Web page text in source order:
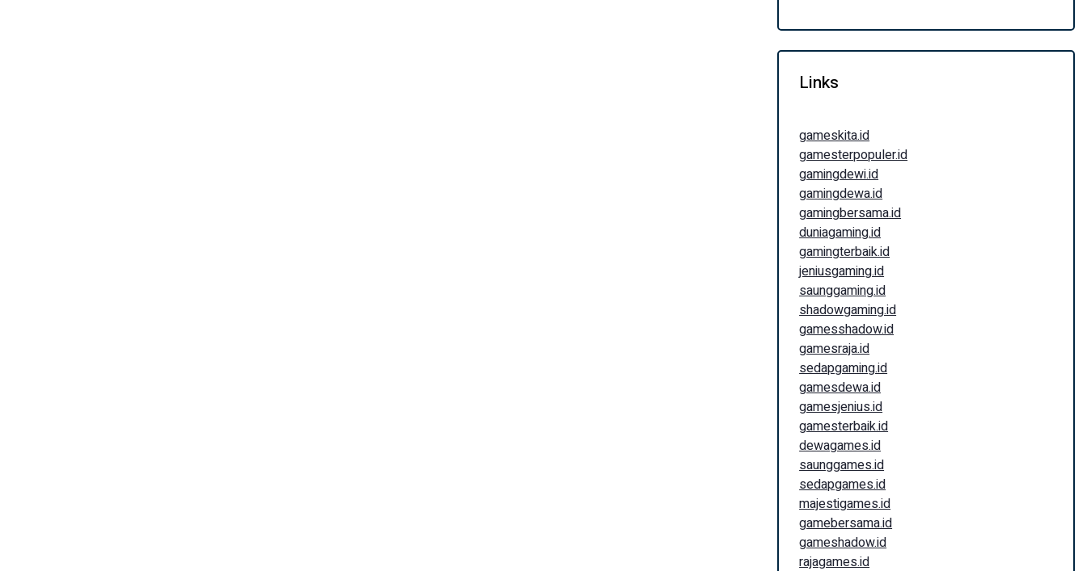
Links
gameskita.id
gamesterpopuler.id
gamingdewi.id
gamingdewa.id
gamingbersama.id
duniagaming.id
gamingterbaik.id
jeniusgaming.id
saunggaming.id
shadowgaming.id
gamesshadow.id
gamesraja.id
sedapgaming.id
gamesdewa.id
gamesjenius.id
gamesterbaik.id
dewagames.id
saunggames.id
sedapgames.id
majestigames.id
gamebersama.id
gameshadow.id
rajagames.id